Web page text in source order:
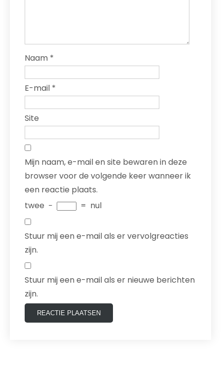
Naam *
E-mail *
Site
Mijn naam, e-mail en site bewaren in deze
browser voor de volgende keer wanneer ik
een reactie plaats.
twee − = nul
Stuur mij een e-mail als er vervolgreacties
zijn.
Stuur mij een e-mail als er nieuwe berichten
zijn.